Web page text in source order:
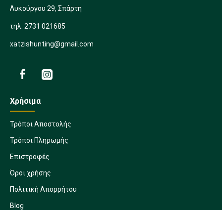
Λυκούργου 29, Σπάρτη
τηλ. 2731 021685
xatzishunting@gmail.com
Χρήσιμα
Τρόποι Αποστολής
Τρόποι Πληρωμής
Επιστροφές
Όροι χρήσης
Πολιτική Απορρήτου
Blog